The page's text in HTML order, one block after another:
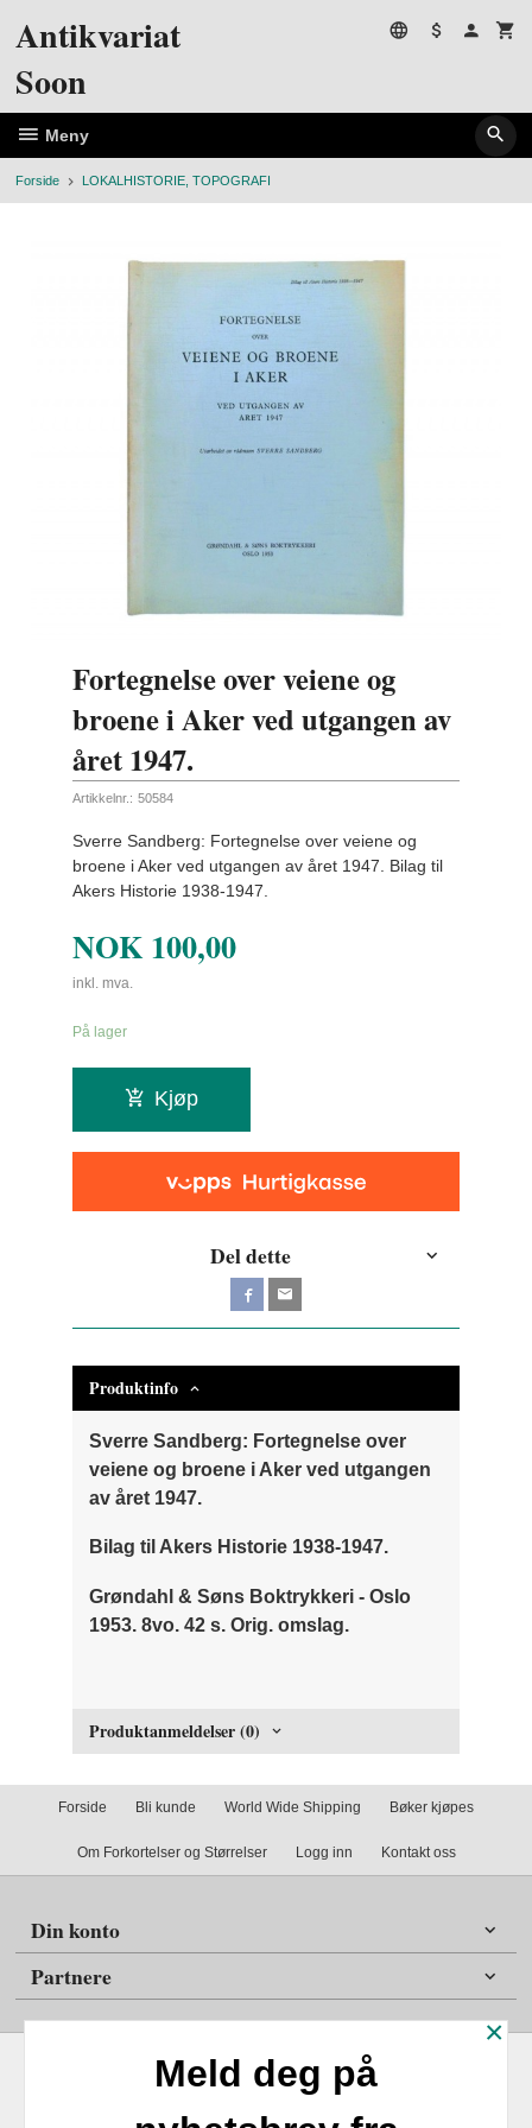
Antikvariat
Soon
Meny
Forside LOKALHISTORIE, TOPOGRAFI
Fortegnelse over veiene og
broene i Aker ved utgangen av
året 1947.
Artikkelnr.: 50584
Sverre Sandberg: Fortegnelse over veiene og
broene i Aker ved utgangen av året 1947. Bilag til
Akers Historie 1938-1947.
NOK 100,00
inkl. mva.
På lager
Kjøp
Del dette
Produktinfo
Sverre Sandberg: Fortegnelse over
veiene og broene i Aker ved utgangen
av året 1947.
Bilag til Akers Historie 1938-1947.
Grøndahl & Søns Boktrykkeri - Oslo
1953. 8vo. 42 s. Orig. omslag.
Produktanmeldelser (0)
Forside Bli kunde World Wide Shipping Bøker kjøpes
Om Forkortelser og Størrelser Logg inn Kontakt oss
Din konto
Partnere
×
Meld deg på